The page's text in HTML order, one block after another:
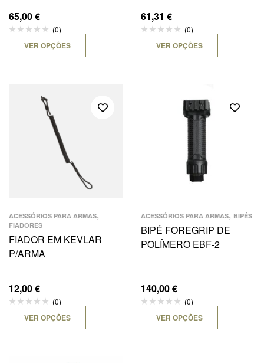
65,00€
(0)
VER OPÇÕES
61,31 €
(0)
VER OPÇÕES
ACESSÓRIOS PARA ARMAS,
FIADORES
FIADOR EM KEVLAR
P/ARMA
12,00€
(0)
VER OPÇÕES
ACESSÓRIOS PARA ARMAS, BIPÉS
BIPÉ FOREGRIP DE
POLÍMERO EBF-2
140,00€
(0)
VER OPÇÕES